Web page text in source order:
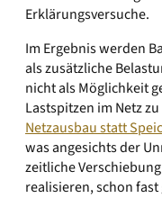
Erklärungsversuche.
Im Ergebnis werden
als zusätzliche
nicht als Möglichkeit
Lastspitzen im Netz
Netzausbau statt
was angesichts der
zeitliche
realisieren, schon